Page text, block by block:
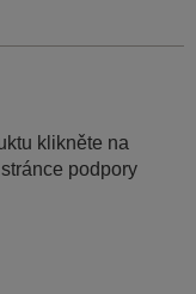
klikněte na
podpory